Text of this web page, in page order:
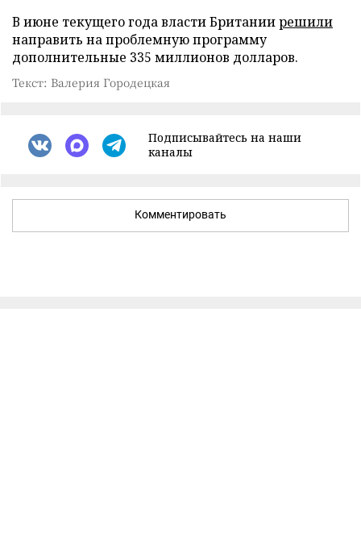
В июне текущего года власти Британиирешили
направить на проблемную программу
дополнительные 335 миллионов долларов.
Текст: Валерия Городецкая
Подписывайтесь на наши
каналы
Комментировать